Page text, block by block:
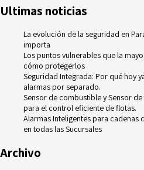
Ultimas noticias
La evolución de la seguridad en
importa
Los puntos vulnerables que la
cómo protegerlos
Seguridad Integrada: Por qué hoy
alarmas por separado.
Sensor de combustible y Sensor
para el control eficiente de flotas.
Alarmas Inteligentes para
en todas las Sucursales
Archivo